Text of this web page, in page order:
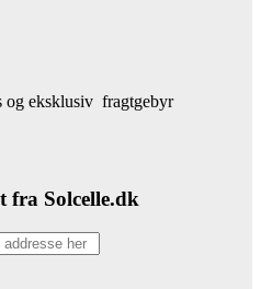
eksklusiv fragtgebyr
fra Solcelle.dk